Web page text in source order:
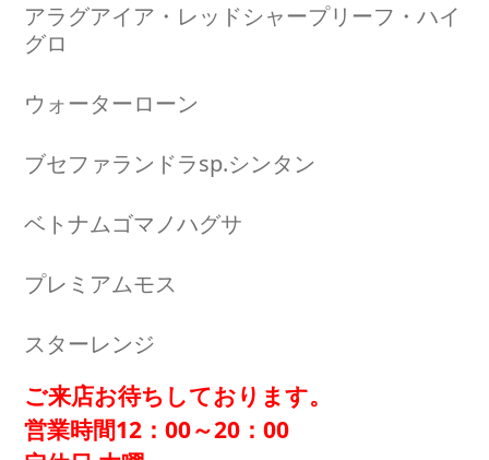
アラグアイア・レッドシャープリーフ・ハイ
グロ
ウォーターローン
ブセファランドラsp.シンタン
ベトナムゴマノハグサ
プレミアムモス
スターレンジ
ご来店お待ちしております。
営業時間12：00～20：00